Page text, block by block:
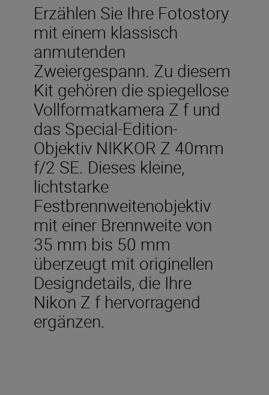
Erzählen Sie Ihre Fotostory
mit einem klassisch
anmutenden
Zweiergespann. Zu diesem
Kit gehören die spiegellose
Vollformatkamera Z f und
das Special-Edition-
Objektiv NIKKOR Z 40mm
f/2 SE. Dieses kleine,
lichtstarke
Festbrennweitenobjektiv
mit einer Brennweite von
35 mm bis 50 mm
überzeugt mit originellen
Designdetails, die Ihre
Nikon Z f hervorragend
ergänzen.